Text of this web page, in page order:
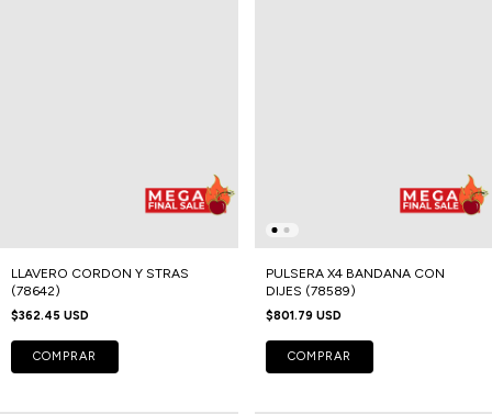
LLAVERO CORDON Y STRAS
(78642)
$362.45 USD
COMPRAR
PULSERA X4 BANDANA CON
DIJES (78589)
$801.79 USD
COMPRAR